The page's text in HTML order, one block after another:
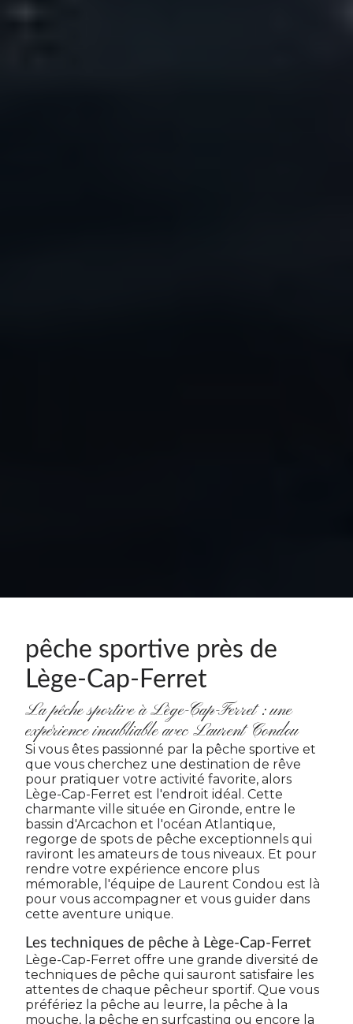
pêche sportive près de
Lège-Cap-Ferret
La pêche sportive à Lège-Cap-Ferret : une
expérience inoubliable avec Laurent Condou
Si vous êtes passionné par la pêche sportive et
que vous cherchez une destination de rêve
pour pratiquer votre activité favorite, alors
Lège-Cap-Ferret est l'endroit idéal. Cette
charmante ville située en Gironde, entre le
bassin d'Arcachon et l'océan Atlantique,
regorge de spots de pêche exceptionnels qui
raviront les amateurs de tous niveaux. Et pour
rendre votre expérience encore plus
mémorable, l'équipe de Laurent Condou est là
pour vous accompagner et vous guider dans
cette aventure unique.
Les techniques de pêche à Lège-Cap-Ferret
Lège-Cap-Ferret offre une grande diversité de
techniques de pêche qui sauront satisfaire les
attentes de chaque pêcheur sportif. Que vous
préfériez la pêche au leurre, la pêche à la
mouche, la pêche en surfcasting ou encore la